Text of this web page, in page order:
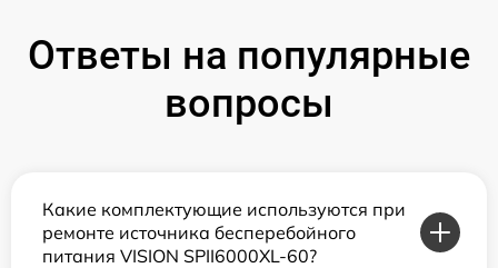
Ответы на популярные
вопросы
Какие комплектующие используются при
ремонте источника бесперебойного
питания VISION SPII6000XL-60?